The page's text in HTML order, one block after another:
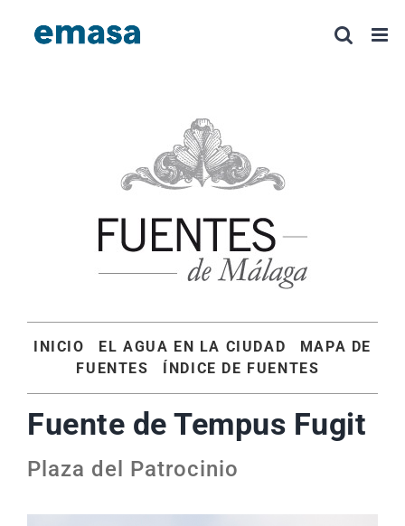
INICIO EL AGUA EN LA CIUDAD
MAPA DE
FUENTES
ÍNDICE DE FUENTES
Fuente de Tempus Fugit
Plaza del Patrocinio